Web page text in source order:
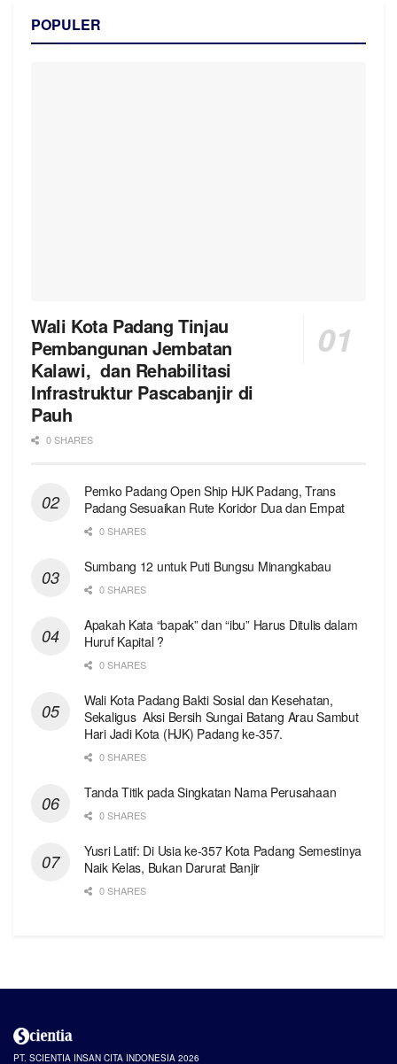
POPULER
Wali Kota Padang Tinjau
Pembangunan Jembatan
Kalawi, dan Rehabilitasi
Infrastruktur Pascabanjir di
Pauh
0 SHARES
Pemko Padang Open Ship HJK Padang, Trans
Padang Sesuaikan Rute Koridor Dua dan Empat
0 SHARES
Sumbang 12 untuk Puti Bungsu Minangkabau
0 SHARES
Apakah Kata “bapak” dan “ibu” Harus Ditulis dalam
Huruf Kapital ?
0 SHARES
Wali Kota Padang Bakti Sosial dan Kesehatan,
Sekaligus Aksi Bersih Sungai Batang Arau Sambut
Hari Jadi Kota (HJK) Padang ke-357.
0 SHARES
Tanda Titik pada Singkatan Nama Perusahaan
0 SHARES
Yusri Latif: Di Usia ke-357 Kota Padang Semestinya
Naik Kelas, Bukan Darurat Banjir
0 SHARES
PT. SCIENTIA INSAN CITA INDONESIA 2026